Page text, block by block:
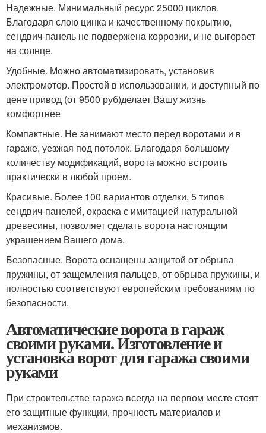
Надежные. Минимальный ресурс 25000 циклов.
Благодаря слою цинка и качественному покрытию,
сендвич-панель не подвержена коррозии, и не выгорает
на солнце.
Удобные. Можно автоматизировать, установив
электромотор. Простой в использовании, и доступный по
цене привод (от 9500 руб)делает Вашу жизнь
комфортнее
Компактные. Не занимают место перед воротами и в
гараже, уезжая под потолок. Благодаря большому
количеству модификаций, ворота можно встроить
практически в любой проем.
Красивые. Более 100 вариантов отделки, 5 типов
сендвич-панелей, окраска с имитацией натуральной
древесины, позволяет сделать ворота настоящим
украшением Вашего дома.
Безопасные. Ворота оснащены защитой от обрыва
пружины, от защемления пальцев, от обрыва пружины, и
полностью соответствуют европейским требованиям по
безопасности.
Автоматические ворота в гараж
своими руками. Изготовление и
установка ворот для гаража своими
руками
При строительстве гаража всегда на первом месте стоят
его защитные функции, прочность материалов и
механизмов.